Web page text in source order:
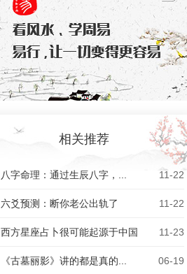
相关推荐
八字命理：通过生辰八字，... 11-22
六爻预测：断你老公出轨了 11-22
西方星座占卜很可能起源于中国 11-23
《古墓丽影》讲的都是真的... 06-19